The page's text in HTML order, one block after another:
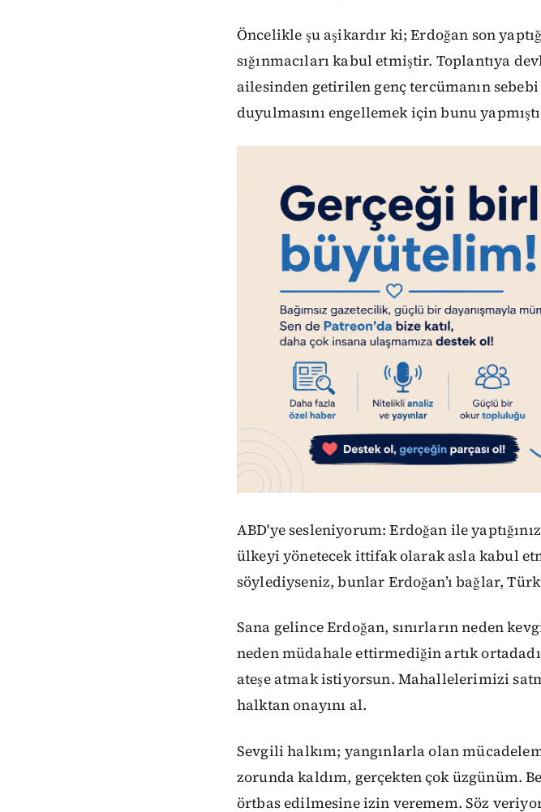
Öncelikle şu aşikardır ki; Erdoğan son
sığınmacıları kabul etmiştir. Toplantıya
ailesinden getirilen genç tercümanın
duyulmasını engellemek için bunu
ABD'ye sesleniyorum: Erdoğan ile
ülkeyi yönetecek ittifak olarak asla kabul
söylediyseniz, bunlar Erdoğan’ı bağlar,
Sana gelince Erdoğan, sınırların neden
neden müdahale ettirmediğin artık
ateşe atmak istiyorsun. Mahallelerimizi
halktan onayını al.
Sevgili halkım; yangınlarla olan
zorunda kaldım, gerçekten çok üzgünüm.
örtbas edilmesine izin veremem. Söz